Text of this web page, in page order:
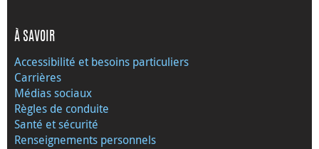
À SAVOIR
Accessibilité et besoins particuliers
Carrières
Médias sociaux
Règles de conduite
Santé et sécurité
Renseignements personnels